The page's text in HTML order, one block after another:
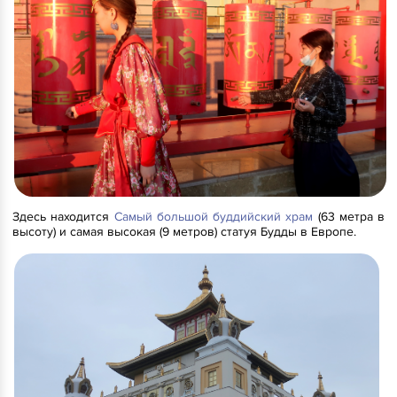
Здесь находится Самый большой буддийский храм (63 метра в
высоту) и самая высокая (9 метров) статуя Будды в Европе.